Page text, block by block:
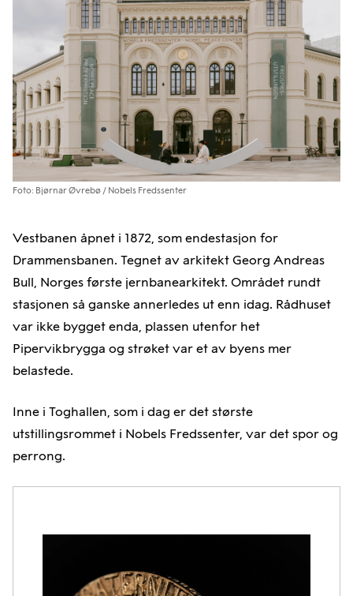
Foto: Bjørnar Øvrebø / Nobels Fredssenter
Vestbanen åpnet i 1872, som endestasjon for
Drammensbanen. Tegnet av arkitekt Georg Andreas
Bull, Norges første jernbanearkitekt. Området rundt
stasjonen så ganske annerledes ut enn idag. Rådhuset
var ikke bygget enda, plassen utenfor het
Pipervikbrygga og strøket var et av byens mer
belastede.
Inne i Toghallen, som i dag er det største
utstillingsrommet i Nobels Fredssenter, var det spor og
perrong.